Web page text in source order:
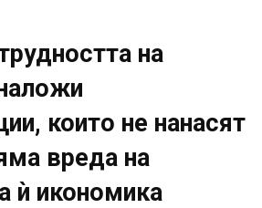
на
които не нанасят
вреда на
ѝ икономика